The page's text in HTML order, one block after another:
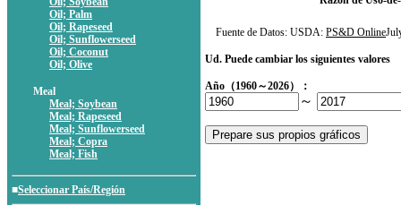
Oil; Palm
Oil; Rapeseed
Oil; Sunflowerseed
Oil; Coconut
Oil; Olive
Meal
Meal; Soybean
Meal; Rapeseed
Meal; Sunflowerseed
Meal; Copra
Meal; Fish
■Seleccionar País/Región
Fuente de Datos: USDA: PS&D Online
Ud. Puede cambiar los siguientes valores
Año（1960～2026）：
～